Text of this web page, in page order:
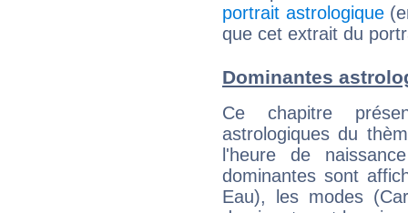
portrait astrologique
que cet extrait du
Dominantes
Ce chapitre
astrologiques du
l'heure de
dominantes sont
Eau), les modes